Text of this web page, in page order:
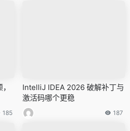
185
IntelliJ IDEA 2026 破解补丁与
激活码哪个更稳
187